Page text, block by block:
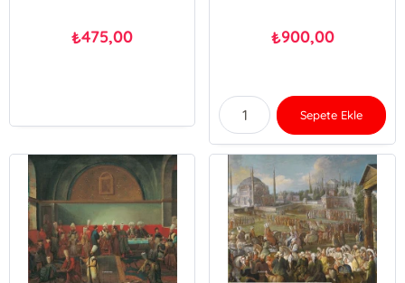
₺475,00 ₺900,00
Sepete Ekle